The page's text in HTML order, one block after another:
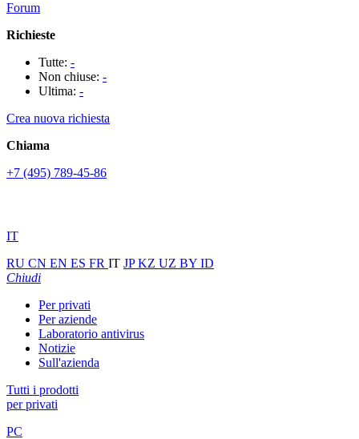
Forum
Richieste
Tutte: -
Non chiuse: -
Ultima: -
Crea nuova richiesta
Chiama
+7 (495) 789-45-86
IT
RU CN EN ES FR IT JPKZ UZ BY ID
Chiudi
Per privati
Per aziende
Laboratorio antivirus
Notizie
Sull'azienda
Tutti i prodotti
per privati
PC